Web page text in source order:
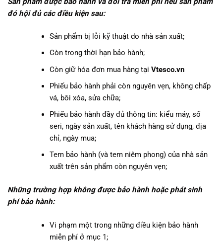
đó hội đủ các điều kiện sau:
Sản phẩm bị lỗi kỹ thuật do nhà sản xuất;
Còn trong thời hạn bảo hành;
Còn giữ hóa đơn mua hàng tạiVtesco.vn
Phiếu bảo hành phải còn nguyên vẹn, không chấp
vá, bôi xóa, sửa chữa;
Phiếu bảo hành đầy đủ thông tin: kiểu máy, số
seri, ngày sản xuất, tên khách hàng sử dụng, địa
chỉ, ngày mua;
Tem bảo hành (và tem niêm phong) của nhà sản
xuất trên sản phẩm còn nguyên vẹn;
Những trường hợp không được bảo hành hoặc phát sinh
phí bảo hành:
Vi phạm một trong những điều kiện bảo hành
miễn phí ở mục 1;